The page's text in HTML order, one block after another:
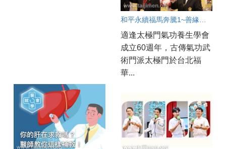
適逢太極門氣功養生學會
成立60週年，古傳氣功武
術門派太極門於台北福
華...